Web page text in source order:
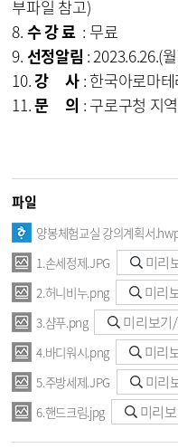
부파일 참고)
8.수 강 료 : 무료
9. 선정알림 : 2023.6.26.(
10.강 사: 한국아로마
11.문 의 : 구로구청 지
파일
양봉체험교실 강의계획서
1.손세정제.JPG 미리
2.허니비누.png 미리
3.샴푸.png 미리보기
4.바디워시.png 미리
5.주방세제.JPG 미리
6.핸드크림.jpg 미리